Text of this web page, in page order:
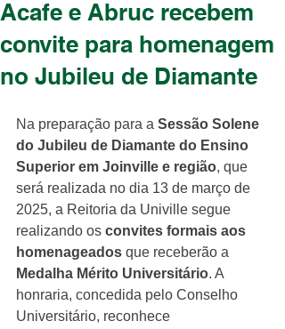
Acafe e Abruc recebem
convite para homenagem
no Jubileu de Diamante
Na preparação para a Sessão Solene
do Jubileu de Diamante do Ensino
Superior em Joinville e região, que
será realizada no dia 13 de março de
2025, a Reitoria da Univille segue
realizando os convites formais aos
homenageados que receberão a
Medalha Mérito Universitário. A
honraria, concedida pelo Conselho
Universitário, reconhece